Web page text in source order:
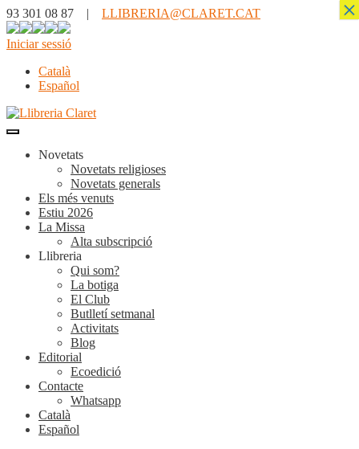
93 301 08 87 | LLIBRERIA@CLARET.CAT
Iniciar sessió
Català
Español
Novetats
Novetats religioses
Novetats generals
Els més venuts
Estiu 2026
La Missa
Alta subscripció
Llibreria
Qui som?
La botiga
El Club
Butlletí setmanal
Activitats
Blog
Editorial
Ecoedició
Contacte
Whatsapp
Català
Español
×